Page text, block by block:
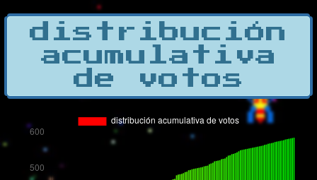
distribución
acumulativa
de votos